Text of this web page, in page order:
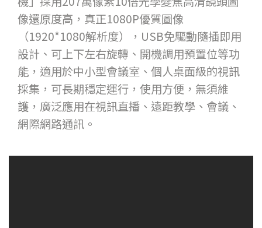
像還原度高，真正1080P優質圖像
（1920*1080解析度），USB免驅動隨插即用
設計、可上下左右旋轉、開機調用預置位等功
能，適用於中小型會議室、個人桌面級的視訊
採集，可長期穩定運行，使用方便，無須維
護，廣泛應用在視訊直播、遠距教學、會議、
網際網路通訊。